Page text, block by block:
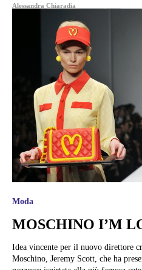
Alessandra Chiaradia
Moda
MOSCHINO I’M
Idea vincente per il nuovo direttore
Moschino, Jeremy Scott, che ha